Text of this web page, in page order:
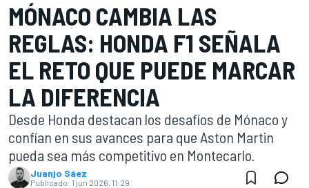
MÓNACO CAMBIA LAS
REGLAS: HONDA F1 SEÑALA
EL RETO QUE PUEDE MARCAR
LA DIFERENCIA
Desde Honda destacan los desafíos de Mónaco y
confían en sus avances para que Aston Martin
pueda sea más competitivo en Montecarlo.
Juanjo Sáez
Publicado: 1 jun 2026, 11:29